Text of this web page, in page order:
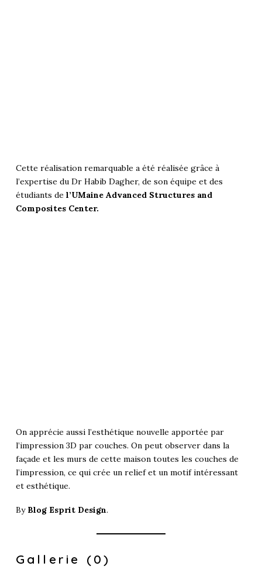
Cette réalisation remarquable a été réalisée grâce à
l’expertise du Dr Habib Dagher, de son équipe et des
étudiants de l’UMaine Advanced Structures and
Composites Center.
On apprécie aussi l’esthétique nouvelle apportée par
l’impression 3D par couches. On peut observer dans la
façade et les murs de cette maison toutes les couches de
l’impression, ce qui crée un relief et un motif intéressant
et esthétique.
By Blog Esprit Design.
Gallerie (0)